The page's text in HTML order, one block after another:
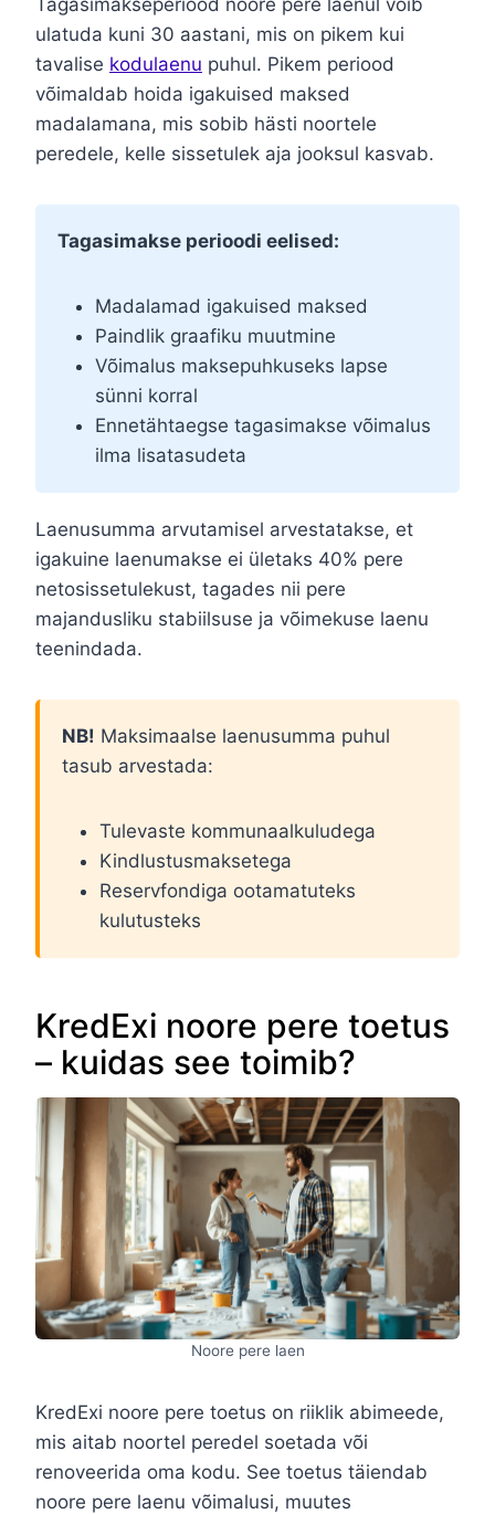
ulatuda kuni 30 aastani, mis on pikem kui
tavalise kodulaenu puhul. Pikem periood
võimaldab hoida igakuised maksed
madalamana, mis sobib hästi noortele
peredele, kelle sissetulek aja jooksul kasvab.
Tagasimakse perioodi eelised:
Madalamad igakuised maksed
Paindlik graafiku muutmine
Võimalus maksepuhkuseks lapse
sünni korral
Ennetähtaegse tagasimakse võimalus
ilma lisatasudeta
Laenusumma arvutamisel arvestatakse, et
igakuine laenumakse ei ületaks 40% pere
netosissetulekust, tagades nii pere
majandusliku stabiilsuse ja võimekuse laenu
teenindada.
NB! Maksimaalse laenusumma puhul
tasub arvestada:
Tulevaste kommunaalkuludega
Kindlustusmaksetega
Reservfondiga ootamatuteks
kulutusteks
KredExi noore pere toetus
– kuidas see toimib?
Noore pere laen
KredExi noore pere toetus on riiklik abimeede,
mis aitab noortel peredel soetada või
renoveerida oma kodu. See toetus täiendab
noore pere laenu võimalusi, muutes